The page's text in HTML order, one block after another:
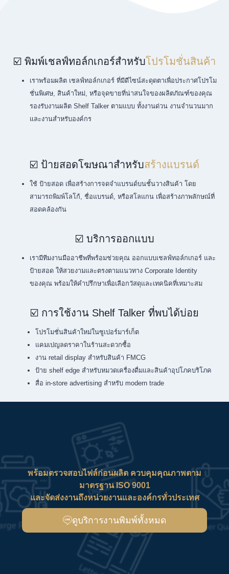
☑️ พิมพ์เชลฟ์ทอล์กเกอร์สำหรับโปรโมชั่นสินค้า
เราพร้อมผลิต เชลฟ์ทอล์กเกอร์ ที่มีดีไซน์สะดุดตาเพื่อประกาศโปรโม
ชั่นพิเศษ, สินค้าใหม่, หรือจุดขายที่น่าสนใจของผลิตภัณฑ์ของคุณ
รองรับงานผลิต Shelf Talker ตามแบบ ทั้งงานด่วน งานจำนวนมาก
และงานสำหรับองค์กร
☑️ ป้ายสอดโฆษณาสำหรับสร้างแบรนด์
ใช้ ป้ายสอด เพื่อสร้างการจดจำแบรนด์บนชั้นวางสินค้า โดย
สามารถพิมพ์โลโก้, ชื่อแบรนด์, หรือสโลแกน เพื่อสร้างภาพลักษณ์ที่
สอดคล้องกัน
☑️ บริการออกแบบ
เรามีทีมงานมืออาชีพที่พร้อมช่วยคุณ ออกแบบเชลฟ์ทอล์กเกอร์ และ
ป้ายสอด ให้สวยงามและตรงตามแนวทาง Corporate Identity
ของคุณ พร้อมให้คำปรึกษาเพื่อเลือกวัสดุและเทคนิคที่เหมาะสม
☑️ การใช้งาน Shelf Talker ที่พบได้บ่อย
โปรโมชั่นสินค้าใหม่ในซูเปอร์มาร์เก็ต
แคมเปญลดราคาในร้านสะดวกซื้อ
งาน retail display สำหรับสินค้า FMCG
ป้าย shelf edge สำหรับหมวดเครื่องดื่มและสินค้าอุปโภคบริโภค
สื่อ in-store advertising สำหรับ modern trade
พร้อมตรวจสอบไฟล์ก่อนผลิต ควบคุมคุณภาพตาม
มาตรฐาน ISO 9001
และจัดส่งงานถึงหน่วยงานและองค์กรทั่วประเทศ
ดูบริการงานพิมพ์ทั้งหมด